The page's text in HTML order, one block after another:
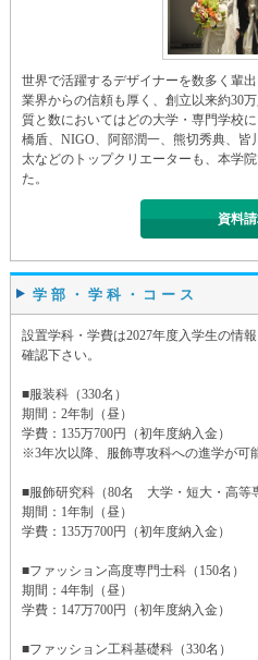
世界で活躍するデザイナーを数多く輩
業界からの信頼も厚く、創立以来約30
質と数においてはどの大学・専門学校
橋盾、NIGO、阿部潤一、熊切秀典、皆
太などのトップクリエーターも、本学
た。
資料
学部・学科・コース
設置学科・学費は2027年度入学生の情
確認下さい。
■服装科（330名）
期間：2年制（昼）
学費：135万700円（初年度納入金）
※3年次以降、服飾専攻科への進学が可
■服飾研究科（80名 大学・短大・高等
期間：1年制（昼）
学費：135万700円（初年度納入金）
■ファッション高度専門士科（150名）
期間：4年制（昼）
学費：147万700円（初年度納入金）
■ファッション工科基礎科（330名）